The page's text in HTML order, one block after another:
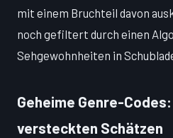
mit einem Bruchteil davon
noch gefiltert durch einen
Sehgewohnheiten in
Geheime Genre-
versteckten Schätzen